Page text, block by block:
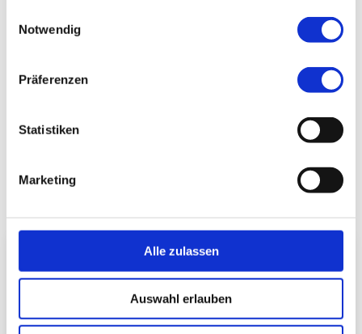
Notwendig
Präferenzen
Statistiken
Marketing
Alle zulassen
Auswahl erlauben
Oberarzt, Leiter des Pneumologischen
Studienzentrums
Dr. Markus Horneber
zum Profil